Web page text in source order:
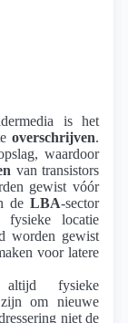
is het
overschrijven.
waardoor
van transistors
gewist vóór
de LBA-sector
locatie
worden gewist
voor latere
fysieke
om nieuwe
niet de